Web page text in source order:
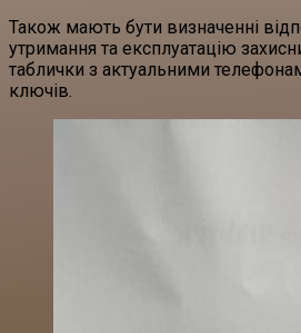
Також мають бути визначенні
утримання та експлуатацію
таблички з актуальними
ключів.